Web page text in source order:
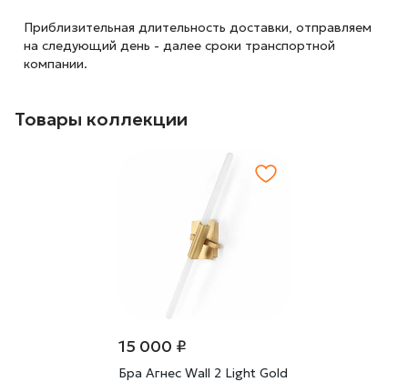
Приблизительная длительность доставки, отправляем
на следующий день - далее сроки транспортной
компании.
Товары коллекции
15 000 ₽
Бра Агнес Wall 2 Light Gold